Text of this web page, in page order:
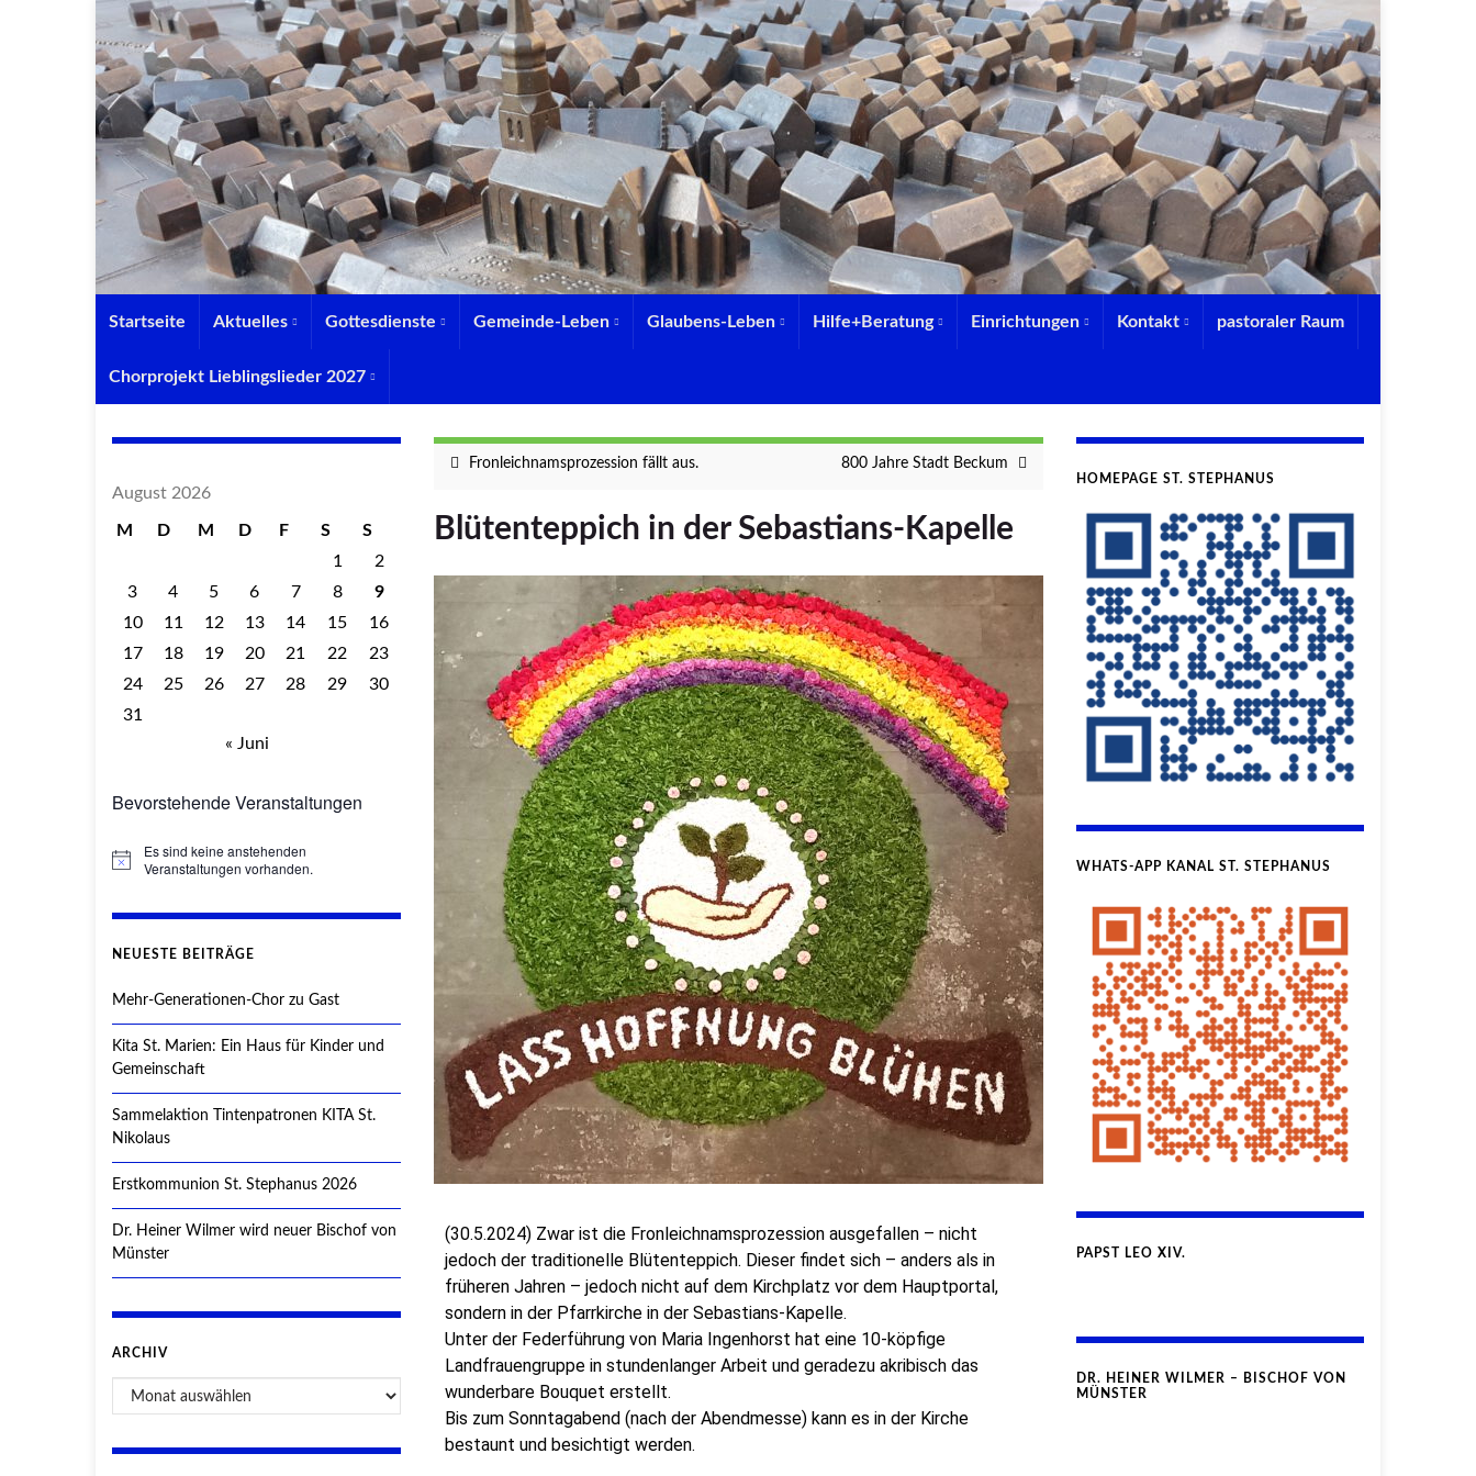
Startseite Aktuelles Gottesdienste Gemeinde-Leben Glaubens-Leben Hilfe+Beratung Einrichtungen Kontakt pastoraler Raum
Chorprojekt Lieblingslieder 2027
Fronleichnamsprozession fällt aus. 800 Jahre Stadt Beckum
Blütenteppich in der Sebastians-Kapelle
(30.5.2024) Zwar ist die Fronleichnamsprozession ausgefallen – nicht
jedoch der traditionelle Blütenteppich. Dieser findet sich – anders als in
früheren Jahren – jedoch nicht auf dem Kirchplatz vor dem Hauptportal,
sondern in der Pfarrkirche in der Sebastians-Kapelle.
Unter der Federführung von Maria Ingenhorst hat eine 10-köpfige
Landfrauengruppe in stundenlanger Arbeit und geradezu akribisch das
wunderbare Bouquet erstellt.
Bis zum Sonntagabend (nach der Abendmesse) kann es in der Kirche
bestaunt und besichtigt werden.
August 2026
M D M D F S
S
1
2
3
4 5 6 7 8
9
10
11 12 13 14 15
16
17
18 19 20 21 22
23
24
25 26 27 28 29
30
31
« Juni
Bevorstehende Veranstaltungen
Hinweis
Es sind keine anstehenden
Veranstaltungen vorhanden.
NEUESTE BEITRÄGE
Mehr-Generationen-Chor zu Gast
Kita St. Marien: Ein Haus für Kinder und
Gemeinschaft
Sammelaktion Tintenpatronen KITA St.
Nikolaus
Erstkommunion St. Stephanus 2026
Dr. Heiner Wilmer wird neuer Bischof von
Münster
ARCHIV
HOMEPAGE ST. STEPHANUS
WHATS-APP KANAL ST. STEPHANUS
PAPST LEO XIV.
DR. HEINER WILMER – BISCHOF VON
MÜNSTER